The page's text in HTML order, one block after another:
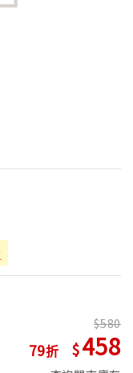
79
580
458